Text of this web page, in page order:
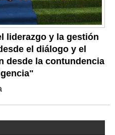
liderazgo y la gestión
el diálogo y el
desde la contundencia